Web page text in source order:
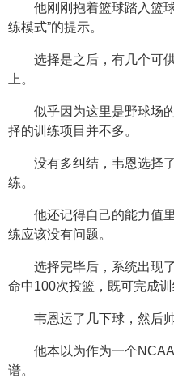
他刚刚抱着篮球踏入篮
练模式”的提示。
选择是之后，有几个可
上。
似乎因为这里是野球场
择的训练项目并不多。
没有多纠结，韦恩选择
练。
他还记得自己的能力值
练应该没有问题。
选择完毕后，系统出现
命中100次投篮，既可完成训
韦恩运了几下球，然后
他本以为作为一个
谱。